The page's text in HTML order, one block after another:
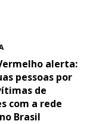
alerta:
pessoas por
de
com a rede
Brasil